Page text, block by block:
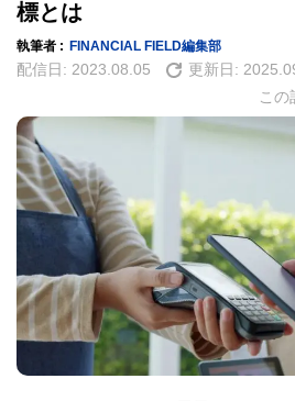
標とは
執筆者 : FINANCIAL FIELD編集部
配信日: 2023.08.05 更新日:
この